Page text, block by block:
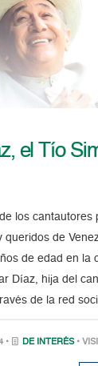
el Tío
los cantautores
queridos de
de edad en la
Díaz, hija del
de la red
• DE INTERÉS •